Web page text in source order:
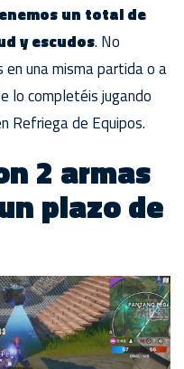
un total de
y escudos. No
una misma partida o a
lo completéis jugando
Refriega de Equipos.
2 armas
plazo de